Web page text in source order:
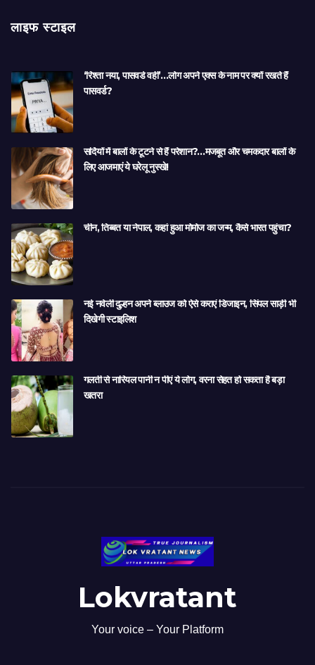
लाइफ स्टाइल
‘रिश्ता नया, पासवर्ड वही’…लोग अपने एक्स के नाम पर क्यों रखते हैं
पासवर्ड?
सर्दियों में बालों के टूटने से हैं परेशान?…मजबूत और चमकदार बालों के
लिए आजमाएं ये घरेलू नुस्खे!
चीन, तिब्बत या नेपाल, कहां हुआ मोमोज का जन्म, कैसे भारत पहुंचा?
नई नवेली दुल्हन अपने ब्लाउज को ऐसे कराएं डिजाइन, सिंपल साड़ी भी
दिखेगी स्टाइलिश
गलती से नारियल पानी न पीएं ये लोग, वरना सेहत हो सकता है बड़ा
खतरा
Lokvratant
Your voice – Your Platform